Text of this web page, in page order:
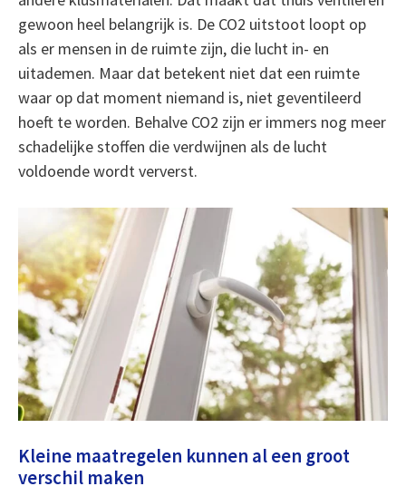
gewoon heel belangrijk is. De CO2 uitstoot loopt op
als er mensen in de ruimte zijn, die lucht in- en
uitademen. Maar dat betekent niet dat een ruimte
waar op dat moment niemand is, niet geventileerd
hoeft te worden. Behalve CO2 zijn er immers nog meer
schadelijke stoffen die verdwijnen als de lucht
voldoende wordt ververst.
Kleine maatregelen kunnen al een groot
verschil maken